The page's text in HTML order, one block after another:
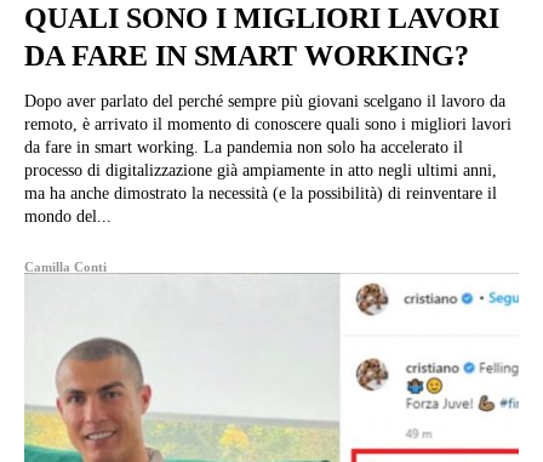
QUALI SONO I MIGLIORI LAVORI
DA FARE IN SMART WORKING?
Dopo aver parlato del perché sempre più giovani scelgano il lavoro da
remoto, è arrivato il momento di conoscere quali sono i migliori lavori
da fare in smart working. La pandemia non solo ha accelerato il
processo di digitalizzazione già ampiamente in atto negli ultimi anni,
ma ha anche dimostrato la necessità (e la possibilità) di reinventare il
mondo del...
Camilla Conti